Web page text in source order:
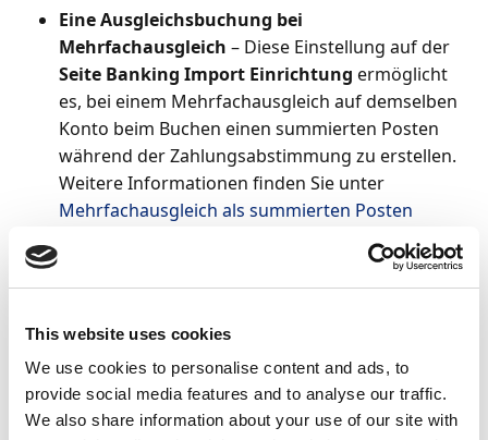
This website uses cookies
We use cookies to personalise content and ads, to
provide social media features and to analyse our traffic.
We also share information about your use of our site with
Eine Ausgleichsbuchung bei
Mehrfachausgleich – Diese Einstellung auf der
Seite Banking Import Einrichtung ermöglicht
es, bei einem Mehrfachausgleich auf demselben
Konto beim Buchen einen summierten Posten
während der Zahlungsabstimmung zu erstellen.
Weitere Informationen finden Sie unter
Mehrfachausgleich als summierten Posten
Wenn Sie ein Bankkonto im
Banking konfigurieren, stehen Ihnen diese
Erweiterungen zur Verfügung.